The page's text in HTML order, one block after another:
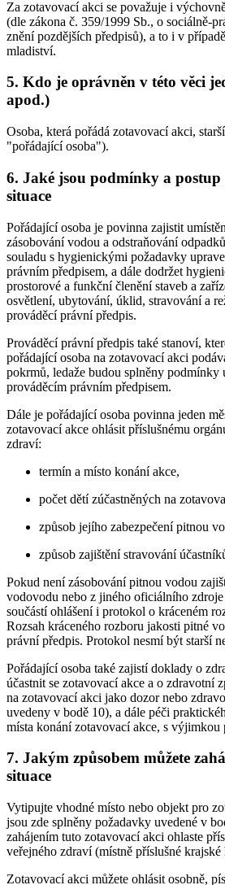
Za zotavovací akci se považuje i
(dle zákona č. 359/1999 Sb., o sociálně-
znění pozdějších předpisů), a to i v
mladiství.
5. Kdo je oprávněn v této věci
apod.)
Osoba, která pořádá zotavovací akci,
"pořádající osoba").
6. Jaké jsou podmínky a
situace
Pořádající osoba je povinna zajistit
zásobování vodou a odstraňování
souladu s hygienickými požadavky
právním předpisem, a dále dodržet
prostorové a funkční členění staveb a
osvětlení, ubytování, úklid, stravování a
prováděcí právní předpis.
Prováděcí právní předpis také stanoví,
pořádající osoba na zotavovací akci
pokrmů, ledaže budou splněny podmínky
prováděcím právním předpisem.
Dále je pořádající osoba povinna jeden
zotavovací akce ohlásit příslušnému
zdraví:
termín a místo konání akce,
počet dětí zúčastněných na
způsob jejího zabezpečení pitnou
způsob zajištění stravování
Pokud není zásobování pitnou vodou
vodovodu nebo z jiného oficiálního
součástí ohlášení i protokol o kráceném
Rozsah kráceného rozboru jakosti pitné
právní předpis. Protokol nesmí být starší
Pořádající osoba také zajistí doklady o
účastnit se zotavovací akce a o zdravotní
na zotavovací akci jako dozor nebo
uvedeny v bodě 10), a dále péči
místa konání zotavovací akce, s výjimkou
7. Jakým způsobem můžete
situace
Vytipujte vhodné místo nebo objekt pro
jsou zde splněny požadavky uvedené v
zahájením tuto zotavovací akci ohlaste
veřejného zdraví (místně příslušné
Zotavovací akci můžete ohlásit osobně,